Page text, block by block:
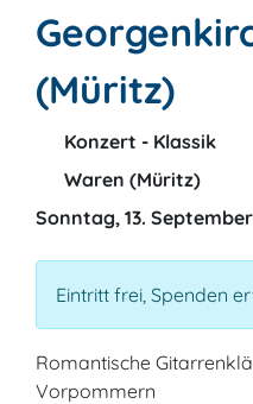
(Müritz)
Konzert - Klassik
Waren (Müritz)
Sonntag, 13.
Eintritt frei, Spenden
Romantische
Vorpommern